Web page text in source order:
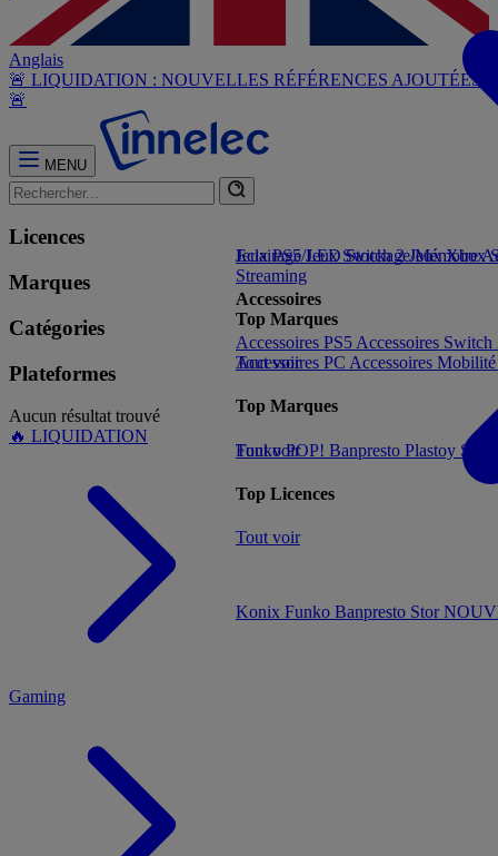
Anglais
🚨 LIQUIDATION : NOUVELLES RÉFÉRENCES AJOUTÉES
🚨
MENU
Licences
Marques
Catégories
Plateformes
Aucun résultat trouvé
🔥 LIQUIDATION
Konix Funko Banpresto Stor
Gaming
Jeux PS5Jeux Switch 2Jeux Xbox
Accessoires
Accessoires PS5 Accessoires
Accessoires PC Accessoires Mobilité
Top Marques
Tout voir
Funko POP! Banpresto Plastoy Stor
Top Licences
Tout voir
Eclairage/LEDStockage/Mémoire
Streaming
Top Marques
Tout voir